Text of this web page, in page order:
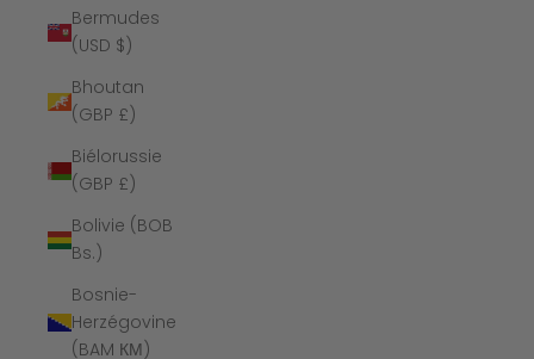
Bermudes
(USD $)
Bhoutan
(GBP £)
Biélorussie
(GBP £)
Bolivie (BOB
Bs.)
Bosnie-
Herzégovine
(BAM КМ)